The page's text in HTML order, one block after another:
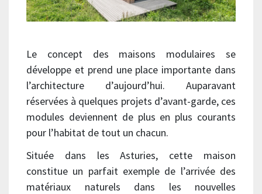
Le concept des maisons modulaires se
développe et prend une place importante dans
l’architecture d’aujourd’hui. Auparavant
réservées à quelques projets d’avant-garde, ces
modules deviennent de plus en plus courants
pour l’habitat de tout un chacun.
Située dans les Asturies, cette maison
constitue un parfait exemple de l’arrivée des
matériaux naturels dans les nouvelles